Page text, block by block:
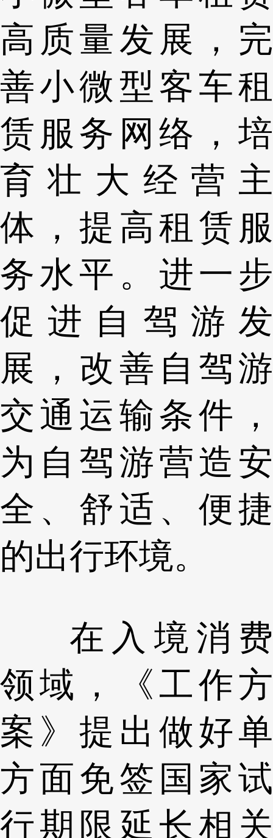
高质量发展，完
善小微型客车租
赁服务网络，培
育壮大经营主
体，提高租赁服
务水平。进一步
促进自驾游发
展，改善自驾游
交通运输条件，
为自驾游营造安
全、舒适、便捷
的出行环境。
在入境消费
领域，《工作方
案》提出做好单
方面免签国家试
行期限延长相关